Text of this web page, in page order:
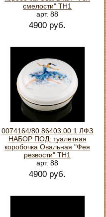
смелости" ТН1
арт. 88
4900 руб.
0074164/80.86403.00.1 ЛФЗ
НАБОР ПОД: туалетная
коробочка Овальная "Фея
резвости" ТН1
арт. 88
4900 руб.